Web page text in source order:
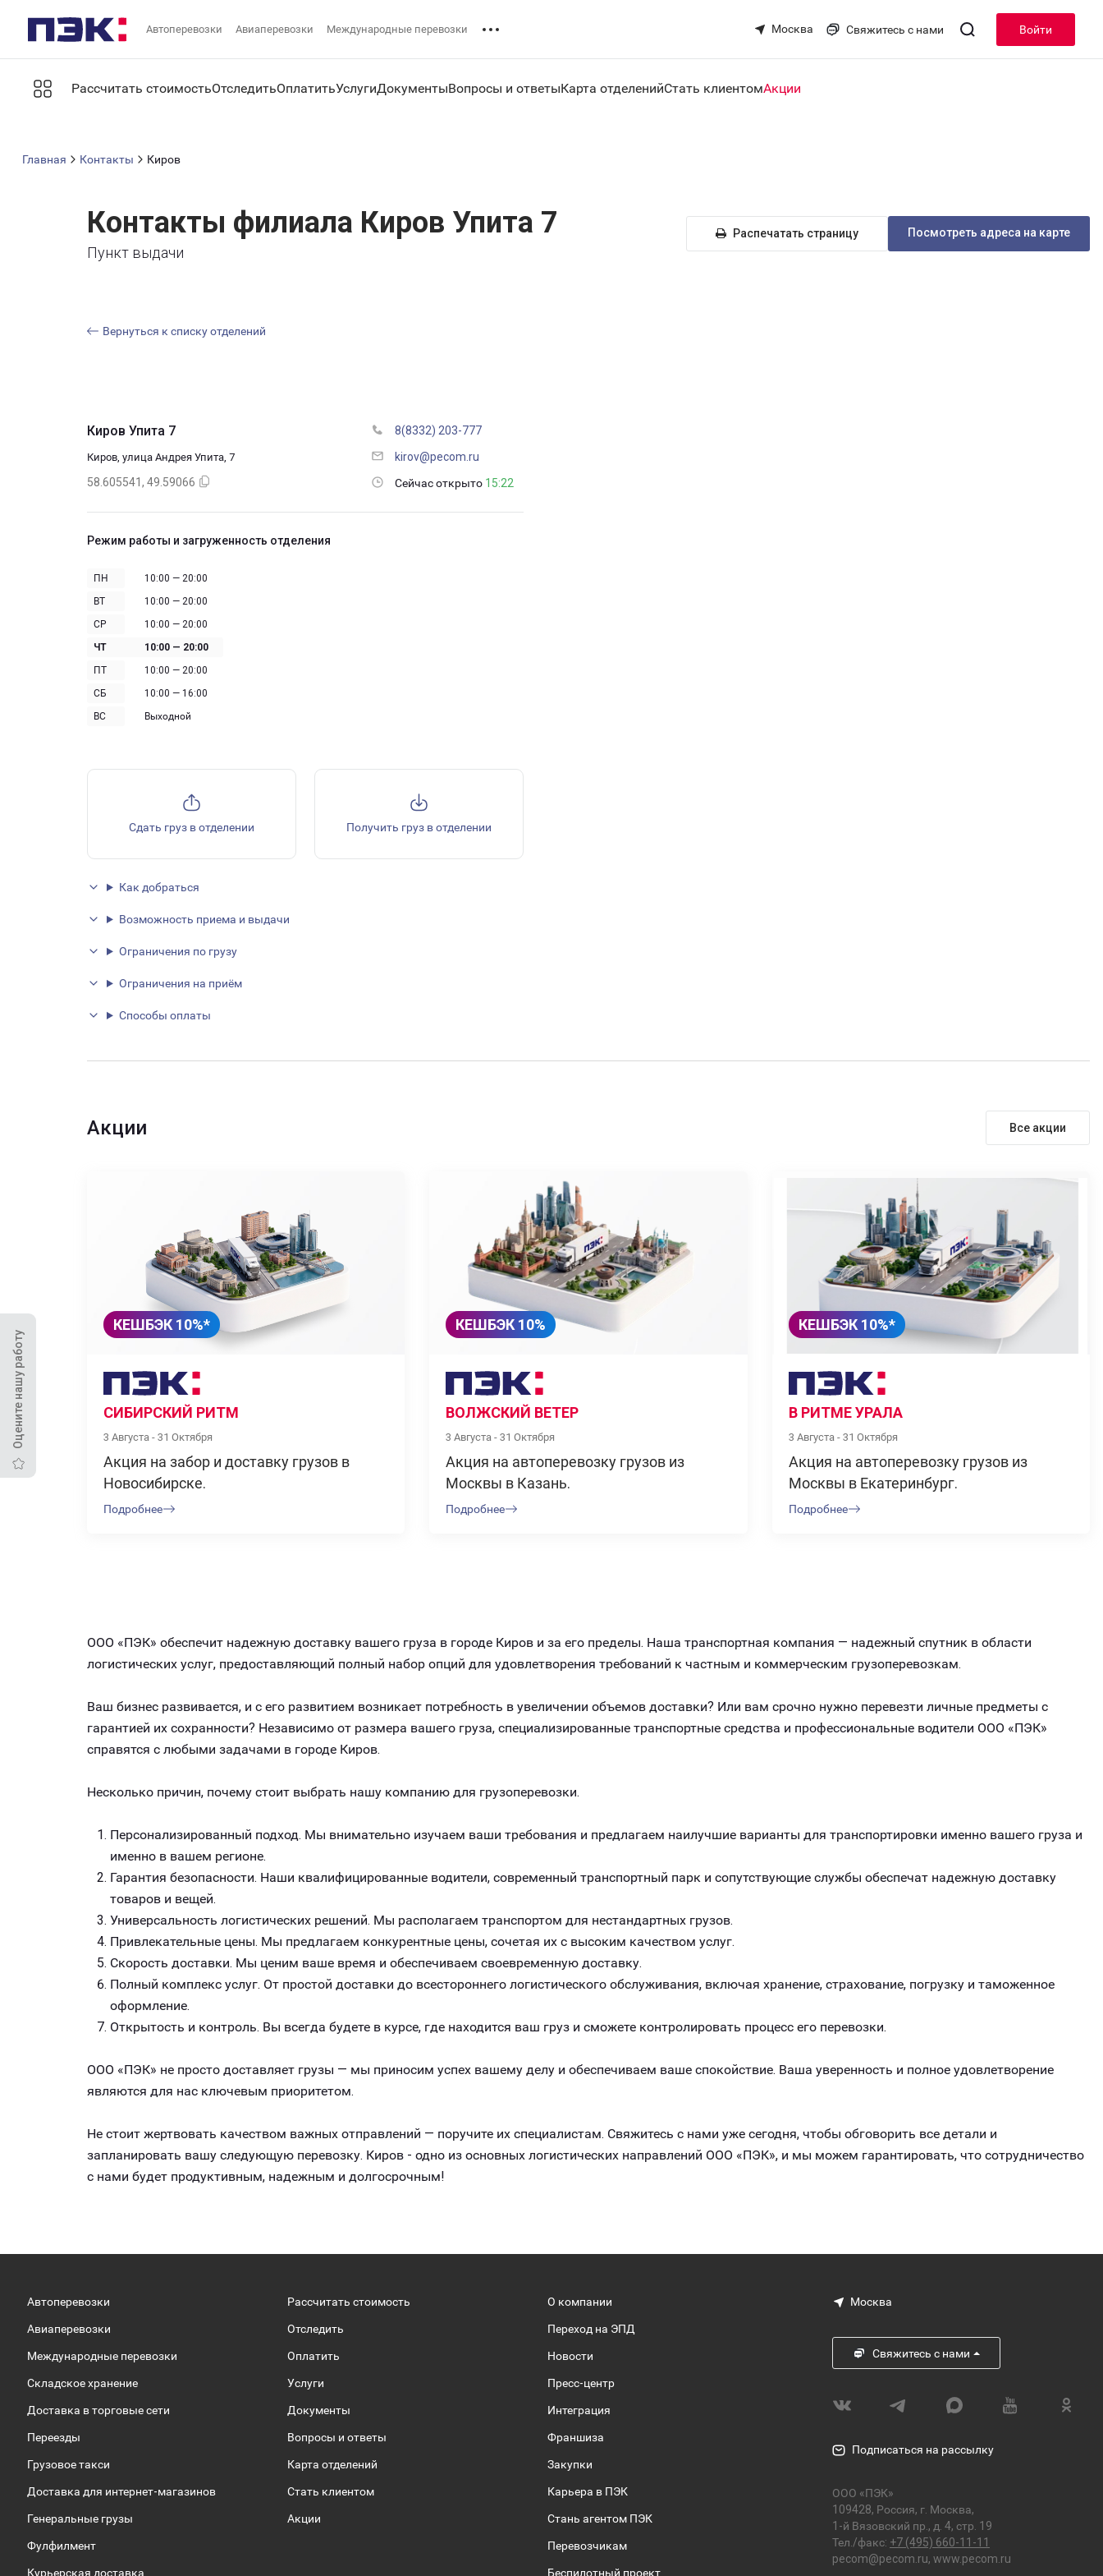
Автоперевозки Авиаперевозки Международные перевозки Москва Свяжитесь с нами Войти
Рассчитать стоимостьОтследитьОплатитьУслугиДокументыВопросы и ответыКарта отделенийСтать клиентомАкции
Оцените нашу работу
Главная Контакты Киров
Контакты филиала Киров Упита 7
Пункт выдачи
Распечатать страницу Посмотреть адреса на карте
Вернуться к списку отделений
Киров Упита 7
Киров, улица Андрея Упита, 7
58.605541, 49.59066
8(8332) 203-777
kirov@pecom.ru
Сейчас открыто 15:22
Режим работы и загруженность отделения
ПН
10:00 — 20:00
ВТ
10:00 — 20:00
СР
10:00 — 20:00
ЧТ
10:00 — 20:00
ПТ
10:00 — 20:00
СБ
10:00 — 16:00
ВС
Выходной
Сдать груз в отделении Получить груз в отделении
Как добраться
Возможность приема и выдачи
Ограничения по грузу
Ограничения на приём
Способы оплаты
Акции Все акции
КЕШБЭК 10%*
СИБИРСКИЙ РИТМ
3 Августа - 31 Октября
Акция на забор и доставку грузов в
Новосибирске.
Подробнее
КЕШБЭК 10%
ВОЛЖСКИЙ ВЕТЕР
3 Августа - 31 Октября
Акция на автоперевозку грузов из
Москвы в Казань.
Подробнее
КЕШБЭК 10%*
В РИТМЕ УРАЛА
3 Августа - 31 Октября
Акция на автоперевозку грузов из
Москвы в Екатеринбург.
Подробнее
ООО «ПЭК» обеспечит надежную доставку вашего груза в городе Киров и за его пределы. Наша транспортная компания — надежный спутник в области
логистических услуг, предоставляющий полный набор опций для удовлетворения требований к частным и коммерческим грузоперевозкам.
Ваш бизнес развивается, и с его развитием возникает потребность в увеличении объемов доставки? Или вам срочно нужно перевезти личные предметы с
гарантией их сохранности? Независимо от размера вашего груза, специализированные транспортные средства и профессиональные водители ООО «ПЭК»
справятся с любыми задачами в городе Киров.
Несколько причин, почему стоит выбрать нашу компанию для грузоперевозки.
Персонализированный подход. Мы внимательно изучаем ваши требования и предлагаем наилучшие варианты для транспортировки именно вашего груза и
именно в вашем регионе.
Гарантия безопасности. Наши квалифицированные водители, современный транспортный парк и сопутствующие службы обеспечат надежную доставку
товаров и вещей.
Универсальность логистических решений. Мы располагаем транспортом для нестандартных грузов.
Привлекательные цены. Мы предлагаем конкурентные цены, сочетая их с высоким качеством услуг.
Скорость доставки. Мы ценим ваше время и обеспечиваем своевременную доставку.
Полный комплекс услуг. От простой доставки до всестороннего логистического обслуживания, включая хранение, страхование, погрузку и таможенное
оформление.
Открытость и контроль. Вы всегда будете в курсе, где находится ваш груз и сможете контролировать процесс его перевозки.
ООО «ПЭК» не просто доставляет грузы — мы приносим успех вашему делу и обеспечиваем ваше спокойствие. Ваша уверенность и полное удовлетворение
являются для нас ключевым приоритетом.
Не стоит жертвовать качеством важных отправлений — поручите их специалистам. Свяжитесь с нами уже сегодня, чтобы обговорить все детали и
запланировать вашу следующую перевозку. Киров - одно из основных логистических направлений ООО «ПЭК», и мы можем гарантировать, что сотрудничество
с нами будет продуктивным, надежным и долгосрочным!
Автоперевозки
Авиаперевозки
Международные перевозки
Складское хранение
Доставка в торговые сети
Переезды
Грузовое такси
Доставка для интернет-магазинов
Генеральные грузы
Фулфилмент
Курьерская доставка
Рассчитать стоимость
Отследить
Оплатить
Услуги
Документы
Вопросы и ответы
Карта отделений
Стать клиентом
Акции
О компании
Переход на ЭПД
Новости
Пресс-центр
Интеграция
Франшиза
Закупки
Карьера в ПЭК
Стань агентом ПЭК
Перевозчикам
Беспилотный проект
Москва
Свяжитесь с нами
Подписаться на рассылку
ООО «ПЭК»
109428, Россия, г. Москва,
1-й Вязовский пр., д. 4, стр. 19
Тел./факс: +7 (495) 660-11-11
pecom@pecom.ru, www.pecom.ru